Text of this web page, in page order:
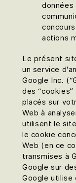
données
actions
Le présent
un service
Google Inc.
des
placés sur
Web à
utilisent le
le cookie
Web (en ce
transmises à
Google sur
Google utilise